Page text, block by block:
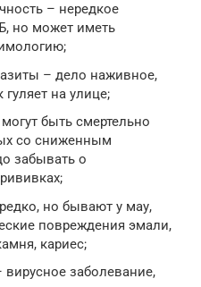
– нередкое
но может иметь
– дело наживное,
на улице;
быть смертельно
со сниженным
забывать о
но бывают у мау,
повреждения эмали,
кариес;
заболевание,